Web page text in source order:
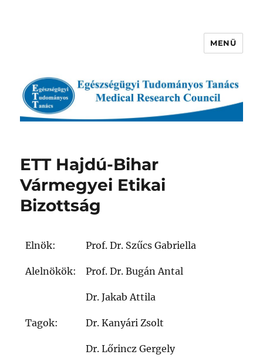
Egészségügyi Tudományos
MENÜ
ETT Hajdú-Bihar
Vármegyei Etikai
Bizottság
Elnök: Prof. Dr. Szűcs Gabriella
Alelnökök: Prof. Dr. Bugán Antal
Dr. Jakab Attila
Tagok: Dr. Kanyári Zsolt
Dr. Lőrincz Gergely